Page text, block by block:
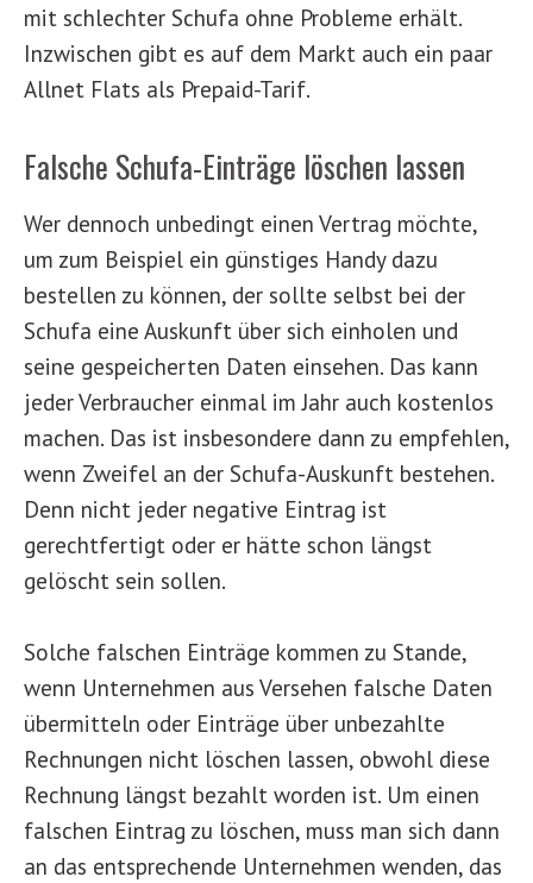
mit schlechter Schufa ohne Probleme erhält.
Inzwischen gibt es auf dem Markt auch ein paar
Allnet Flats als Prepaid-Tarif.
Falsche Schufa-Einträge löschen lassen
Wer dennoch unbedingt einen Vertrag möchte,
um zum Beispiel ein günstiges Handy dazu
bestellen zu können, der sollte selbst bei der
Schufa eine Auskunft über sich einholen und
seine gespeicherten Daten einsehen. Das kann
jeder Verbraucher einmal im Jahr auch kostenlos
machen. Das ist insbesondere dann zu empfehlen,
wenn Zweifel an der Schufa-Auskunft bestehen.
Denn nicht jeder negative Eintrag ist
gerechtfertigt oder er hätte schon längst
gelöscht sein sollen.
Solche falschen Einträge kommen zu Stande,
wenn Unternehmen aus Versehen falsche Daten
übermitteln oder Einträge über unbezahlte
Rechnungen nicht löschen lassen, obwohl diese
Rechnung längst bezahlt worden ist. Um einen
falschen Eintrag zu löschen, muss man sich dann
an das entsprechende Unternehmen wenden, das